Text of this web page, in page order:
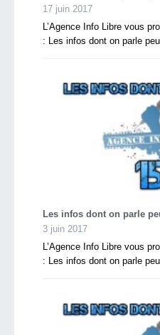
17 juin 2017
L’Agence Info Libre vous
: Les infos dont on parle
Les infos dont on parle
3 juin 2017
L’Agence Info Libre vous
: Les infos dont on parle